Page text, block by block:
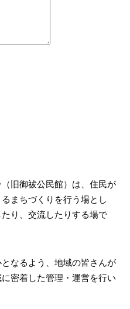
旧御祓公民館）は、住民が
まちづくりを行う場とし
り、交流したりする場で
なるよう、地域の皆さんが
密着した管理・運営を行い